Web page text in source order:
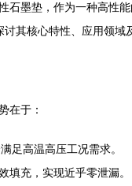
墨垫，作为一种高性
其核心特性、应用领域
在于：
足高温高压工况需求。
充，实现近乎零泄漏。